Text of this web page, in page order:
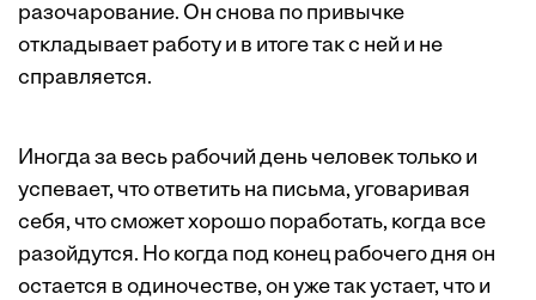
разочарование. Он снова по привычке
откладывает работу и в итоге так с ней и не
справляется.
Иногда за весь рабочий день человек только и
успевает, что ответить на письма, уговаривая
себя, что сможет хорошо поработать, когда все
разойдутся. Но когда под конец рабочего дня он
остается в одиночестве, он уже так устает, что и